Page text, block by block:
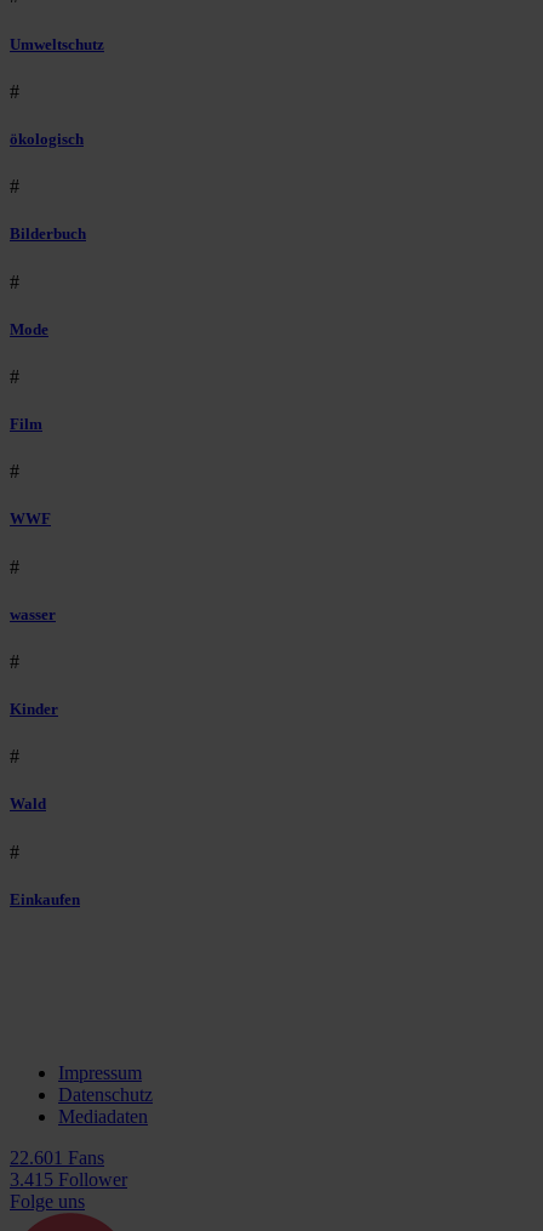
Umweltschutz
#
ökologisch
#
Bilderbuch
#
Mode
#
Film
#
WWF
#
wasser
#
Kinder
#
Wald
#
Einkaufen
Impressum
Datenschutz
Mediadaten
22.601 Fans
3.415 Follower
Folge uns